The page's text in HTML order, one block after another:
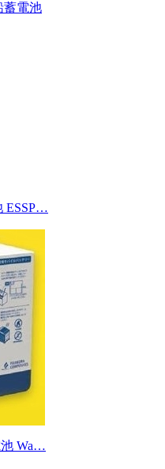
蓄電池
ESSP…
Wa…